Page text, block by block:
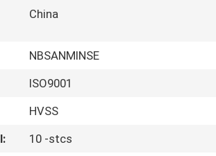
China
NBSANMINSE
ISO9001
HVSS
10 -stcs